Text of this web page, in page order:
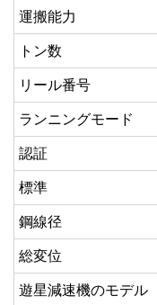
運搬能力
トン数
リール番号
ランニングモード
認証
標準
鋼線径
総変位
遊星減速機のモデル